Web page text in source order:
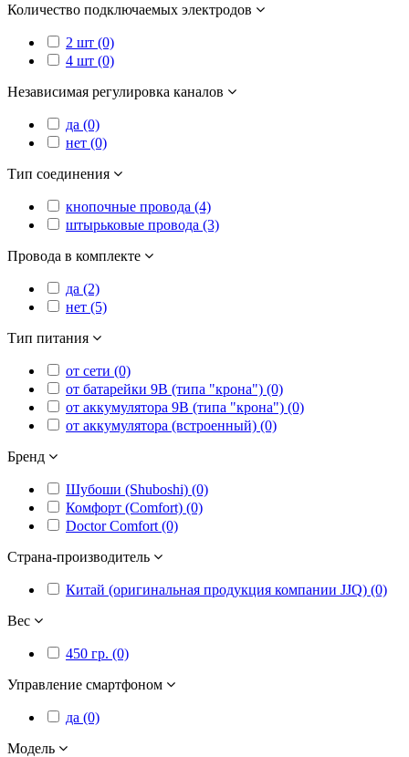
Количество подключаемых электродов
2 шт (0)
4 шт (0)
Независимая регулировка каналов
да (0)
нет (0)
Тип соединения
кнопочные провода (4)
штырьковые провода (3)
Провода в комплекте
да (2)
нет (5)
Тип питания
от сети (0)
от батарейки 9В (типа "крона") (0)
от аккумулятора 9В (типа "крона") (0)
от аккумулятора (встроенный) (0)
Бренд
Шубоши (Shuboshi) (0)
Комфорт (Comfort) (0)
Doctor Comfort (0)
Страна-производитель
Китай (оригинальная продукция компании JJQ) (0)
Вес
450 гр. (0)
Управление смартфоном
да (0)
Модель